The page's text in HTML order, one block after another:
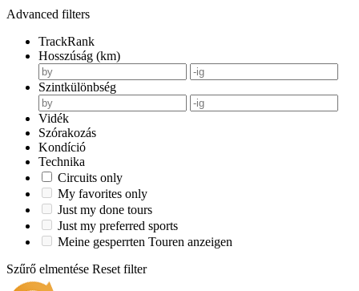
Advanced filters
TrackRank
Hosszúság (km)
Szintkülönbség
Vidék
Szórakozás
Kondíció
Technika
Circuits only
My favorites only
Just my done tours
Just my preferred sports
Meine gesperrten Touren anzeigen
Szűrő elmentése Reset filter